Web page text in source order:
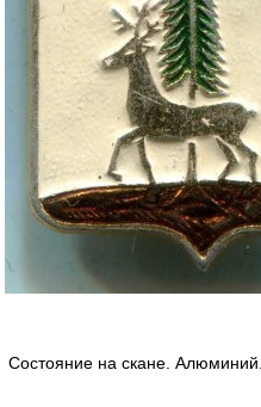
Состояние на скане.